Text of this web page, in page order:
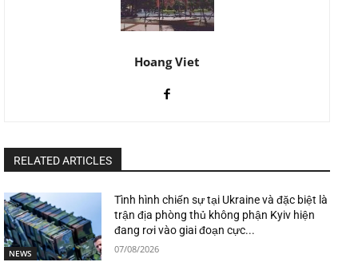
Hoang Viet
RELATED ARTICLES
NEWS
Tình hình chiến sự tại Ukraine và đặc biệt là
trận địa phòng thủ không phận Kyiv hiện
đang rơi vào giai đoạn cực...
07/08/2026